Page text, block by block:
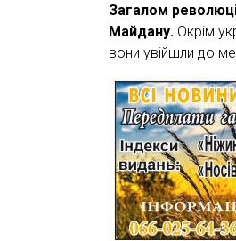
Загалом
Майдану. Окрім
вони увійшли до